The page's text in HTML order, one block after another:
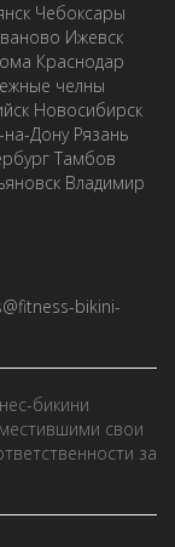
Чебоксары
Ижевск
Краснодар
челны
Новосибирск
на-Дону Рязань
Тамбов
Владимир
bikini-
бикини
свои
за